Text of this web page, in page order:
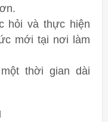
hỏi và thực hiện
mới tại nơi làm
thời gian dài